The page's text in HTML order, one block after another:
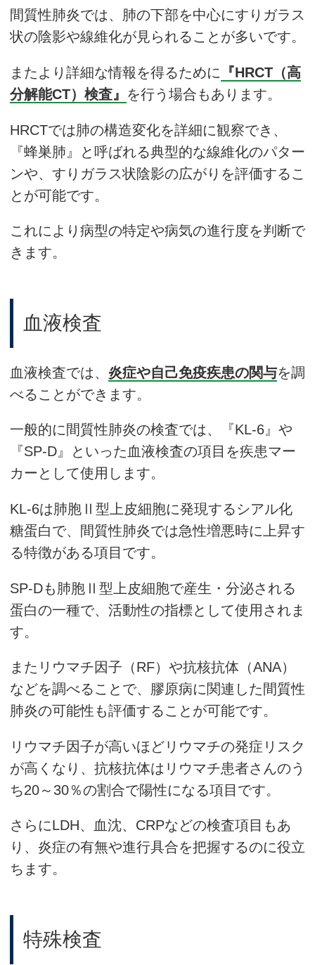
間質性肺炎では、肺の下部を中心にすりガラス
状の陰影や線維化が見られることが多いです。
またより詳細な情報を得るために 『HRCT（高
分解能CT）検査』 を行う場合もあります。
HRCTでは肺の構造変化を詳細に観察でき、
『蜂巣肺』と呼ばれる典型的な線維化のパター
ンや、すりガラス状陰影の広がりを評価するこ
とが可能です。
これにより病型の特定や病気の進行度を判断で
きます。
血液検査
血液検査では、 炎症や自己免疫疾患の関与を調
べることができます。
一般的に間質性肺炎の検査では、『KL-6』や
『SP-D』といった血液検査の項目を疾患マー
カーとして使用します。
KL-6は肺胞Ⅱ型上皮細胞に発現するシアル化
糖蛋白で、間質性肺炎では急性増悪時に上昇す
る特徴がある項目です。
SP-Dも肺胞Ⅱ型上皮細胞で産生・分泌される
蛋白の一種で、活動性の指標として使用されま
す。
またリウマチ因子（RF）や抗核抗体（ANA）
などを調べることで、膠原病に関連した間質性
肺炎の可能性も評価することが可能です。
リウマチ因子が高いほどリウマチの発症リスク
が高くなり、抗核抗体はリウマチ患者さんのう
ち20～30％の割合で陽性になる項目です。
さらにLDH、血沈、CRPなどの検査項目もあ
り、炎症の有無や進行具合を把握するのに役立
ちます。
特殊検査